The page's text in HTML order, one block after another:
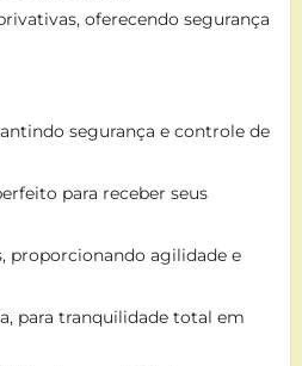
oferecendo segurança
segurança e controle de
para receber seus
proporcionando agilidade e
para tranquilidade total em